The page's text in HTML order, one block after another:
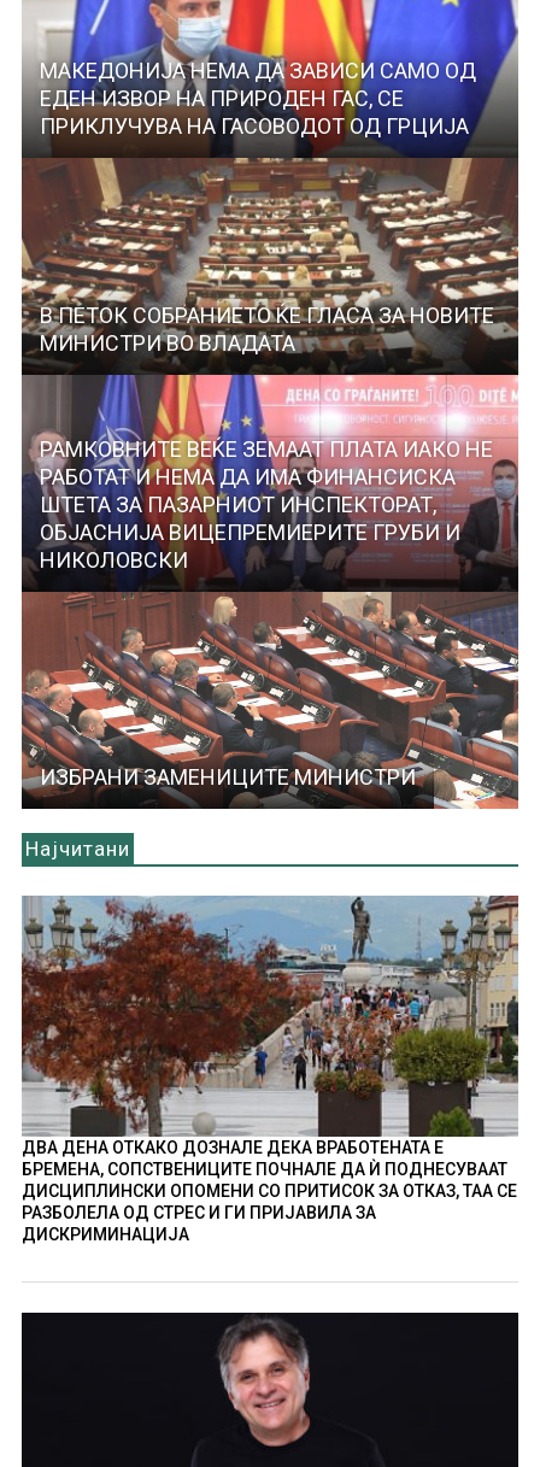
МАКЕДОНИЈА НЕМА ДА ЗАВИСИ САМО ОД
ЕДЕН ИЗВОР НА ПРИРОДЕН ГАС, СЕ
ПРИКЛУЧУВА НА ГАСОВОДОТ ОД ГРЦИЈА
В ПЕТОК СОБРАНИЕТО ЌЕ ГЛАСА ЗА НОВИТЕ
МИНИСТРИ ВО ВЛАДАТА
РАМКОВНИТЕ ВЕЌЕ ЗЕМААТ ПЛАТА ИАКО НЕ
РАБОТАТ И НЕМА ДА ИМА ФИНАНСИСКА
ШТЕТА ЗА ПАЗАРНИОТ ИНСПЕКТОРАТ,
ОБЈАСНИЈА ВИЦЕПРЕМИЕРИТЕ ГРУБИ И
НИКОЛОВСКИ
ИЗБРАНИ ЗАМЕНИЦИТЕ МИНИСТРИ
Најчитани
ДВА ДЕНА ОТКАКО ДОЗНАЛЕ ДЕКА ВРАБОТЕНАТА Е
БРЕМЕНА, СОПСТВЕНИЦИТЕ ПОЧНАЛЕ ДА Ѝ ПОДНЕСУВААТ
ДИСЦИПЛИНСКИ ОПОМЕНИ СО ПРИТИСОК ЗА ОТКАЗ, ТАА СЕ
РАЗБОЛЕЛА ОД СТРЕС И ГИ ПРИЈАВИЛА ЗА
ДИСКРИМИНАЦИЈА